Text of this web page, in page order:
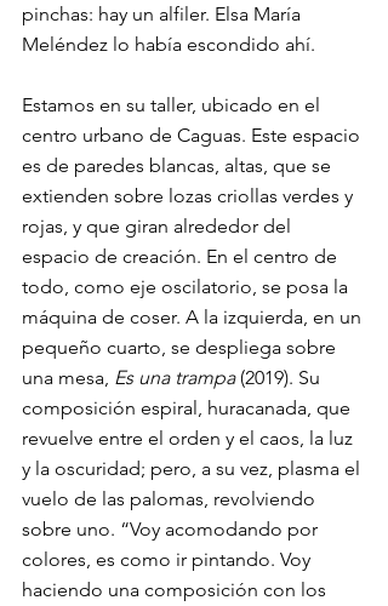
pinchas: hay un alfiler. Elsa María
Meléndez lo había escondido ahí.
Estamos en su taller, ubicado en el
centro urbano de Caguas. Este espacio
es de paredes blancas, altas, que se
extienden sobre lozas criollas verdes y
rojas, y que giran alrededor del
espacio de creación. En el centro de
todo, como eje oscilatorio, se posa la
máquina de coser. A la izquierda, en un
pequeño cuarto, se despliega sobre
una mesa, Es una trampa (2019). Su
composición espiral, huracanada, que
revuelve entre el orden y el caos, la luz
y la oscuridad; pero, a su vez, plasma el
vuelo de las palomas, revolviendo
sobre uno. “Voy acomodando por
colores, es como ir pintando. Voy
haciendo una composición con los